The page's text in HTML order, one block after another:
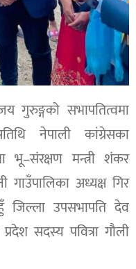
गुरुङ्गको सभापतित्वमा
नेपाली कांग्रेसका
भू–संरक्षण मन्त्री शंकर
गाउँपालिका अध्यक्ष गिर
जिल्ला उपसभापति देव
सदस्य पवित्रा गौली